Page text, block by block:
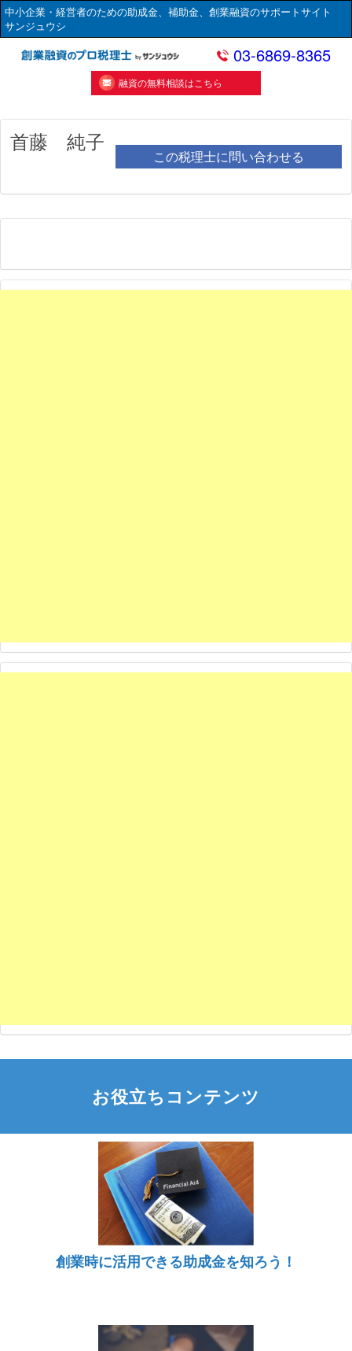
中小企業・経営者のための助成金、補助金、創業融資のサポートサイト
サンジュウシ
03-6869-8365
融資の無料相談はこちら
首藤 純子
この税理士に問い合わせる
お役立ちコンテンツ
創業時に活用できる助成金を知ろう！